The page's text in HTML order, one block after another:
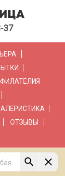
37
ФИЛАТЕЛИЯ
ОТЗЫВЫ